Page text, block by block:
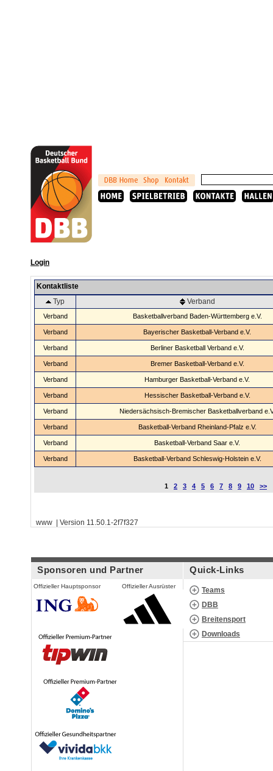
Login
Kontaktliste
Typ
Verband
Verband Basketballverband Baden-Württemberg e.V.
Verband Bayerischer Basketball-Verband e.V.
Verband Berliner Basketball Verband e.V.
Verband Bremer Basketball-Verband e.V.
Verband Hamburger Basketball-Verband e.V.
Verband Hessischer Basketball-Verband e.V.
Verband Niedersächsisch-Bremischer Basketballverband
Verband Basketball-Verband Rheinland-Pfalz e.V.
Verband Basketball-Verband Saar e.V.
Verband Basketball-Verband Schleswig-Holstein e.V.
1 2 3 4 5 6 7 8 9 10 >>
www | Version 11.50.1-2f7f327
Sponsoren und Partner
Offizieller Hauptsponsor Offizieller Ausrüster
Quick-Links
Teams
DBB
Breitensport
Downloads